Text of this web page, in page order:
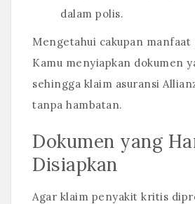
dalam polis.
Mengetahui cakupan manfaat
Kamu menyiapkan dokumen
sehingga klaim asuransi
tanpa hambatan.
Dokumen yang
Disiapkan
Agar klaim penyakit kritis